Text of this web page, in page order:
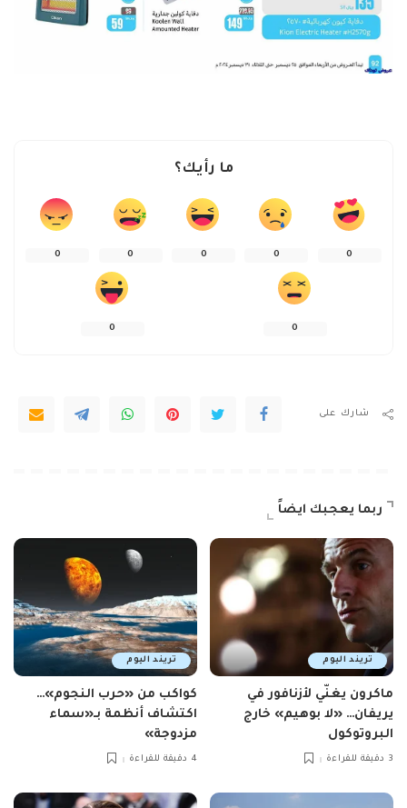
ما رأيك؟
0
0
0
0
0
0
0
شارك على
ربما يعجبك ايضاً
تريند اليوم
ماكرون يغنّي لأزنافور في
يريفان… «لا بوهيم» خارج
البروتوكول
3 دقيقة للقراءة
تريند اليوم
كواكب من «حرب النجوم»…
اكتشاف أنظمة بـ«سماء
مزدوجة»
4 دقيقة للقراءة